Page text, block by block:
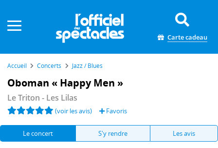
Carte cadeau
Accueil Concerts Jazz / Blues
Oboman « Happy Men »
Le Triton - Les Lilas
(voir les avis) Favoris
Le concert S'y rendre Les avis